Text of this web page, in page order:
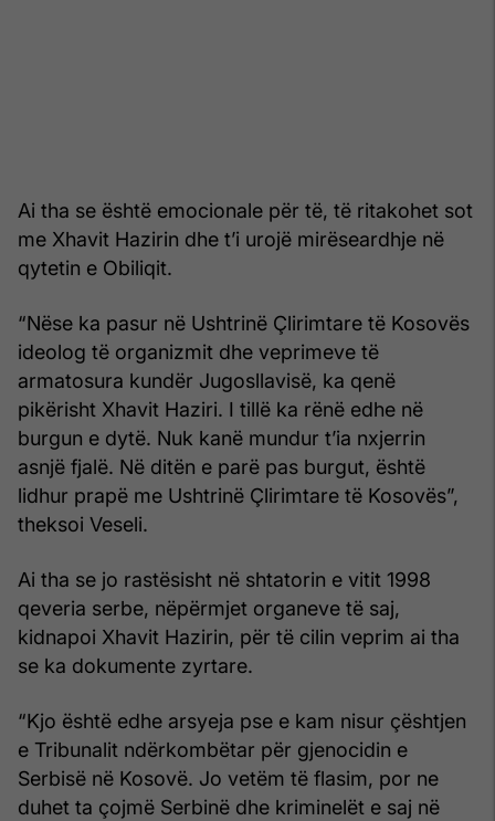
Ai tha se është emocionale për të, të ritakohet sot
me Xhavit Hazirin dhe t’i urojë mirëseardhje në
qytetin e Obiliqit.
“Nëse ka pasur në Ushtrinë Çlirimtare të Kosovës
ideolog të organizmit dhe veprimeve të
armatosura kundër Jugosllavisë, ka qenë
pikërisht Xhavit Haziri. I tillë ka rënë edhe në
burgun e dytë. Nuk kanë mundur t’ia nxjerrin
asnjë fjalë. Në ditën e parë pas burgut, është
lidhur prapë me Ushtrinë Çlirimtare të Kosovës”,
theksoi Veseli.
Ai tha se jo rastësisht në shtatorin e vitit 1998
qeveria serbe, nëpërmjet organeve të saj,
kidnapoi Xhavit Hazirin, për të cilin veprim ai tha
se ka dokumente zyrtare.
“Kjo është edhe arsyeja pse e kam nisur çështjen
e Tribunalit ndërkombëtar për gjenocidin e
Serbisë në Kosovë. Jo vetëm të flasim, por ne
duhet ta çojmë Serbinë dhe kriminelët e saj në